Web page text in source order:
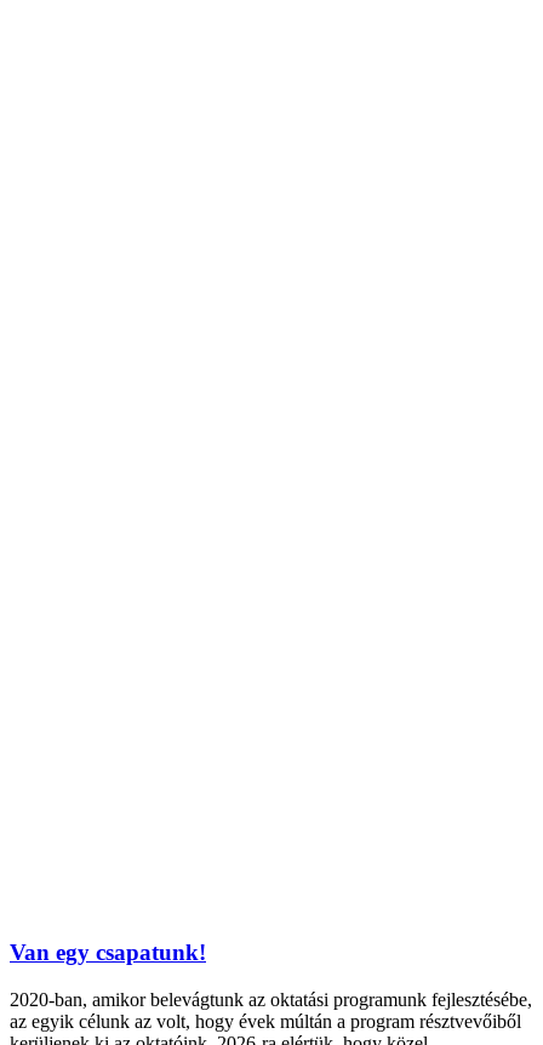
Van egy csapatunk!
2020-ban, amikor belevágtunk az oktatási programunk fejlesztésébe,
az egyik célunk az volt, hogy évek múltán a program résztvevőiből